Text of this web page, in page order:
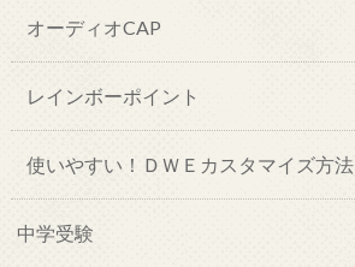
オーディオCAP
レインボーポイント
使いやすい！ＤＷＥカスタマイズ方法
中学受験